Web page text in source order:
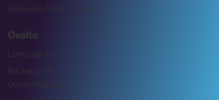
Arkisin klo 09:00 -15:00
Osoite
Rockway Oy
Lemuntie 3-5
00510 Helsinki